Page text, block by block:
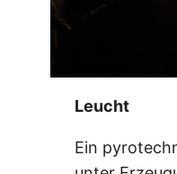
Leucht
Ein